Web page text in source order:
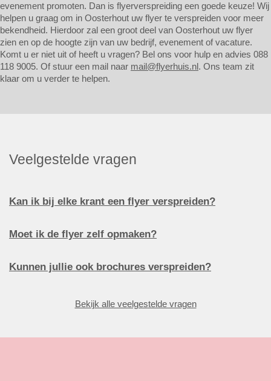
evenement promoten. Dan is flyerverspreiding een goede keuze! Wij
helpen u graag om in Oosterhout uw flyer te verspreiden voor meer
bekendheid. Hierdoor zal een groot deel van Oosterhout uw flyer
zien en op de hoogte zijn van uw bedrijf, evenement of vacature.
Komt u er niet uit of heeft u vragen? Bel ons voor hulp en advies 088
118 9005. Of stuur een mail naar mail@flyerhuis.nl. Ons team zit
klaar om u verder te helpen.
Veelgestelde vragen
Kan ik bij elke krant een flyer verspreiden?
Moet ik de flyer zelf opmaken?
Kunnen jullie ook brochures verspreiden?
Bekijk alle veelgestelde vragen